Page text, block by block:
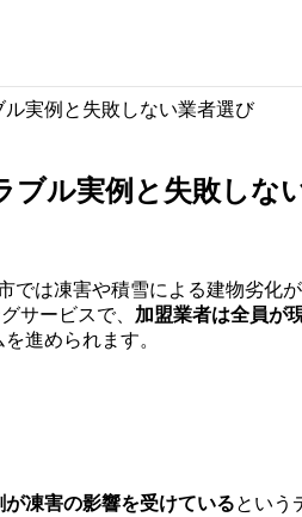
ル実例と失敗しない業者選び
ブル実例と失敗しな
は凍害や積雪による建物劣化
サービスで、 加盟業者は全員が
進められます。
凍害の影響を受けているという